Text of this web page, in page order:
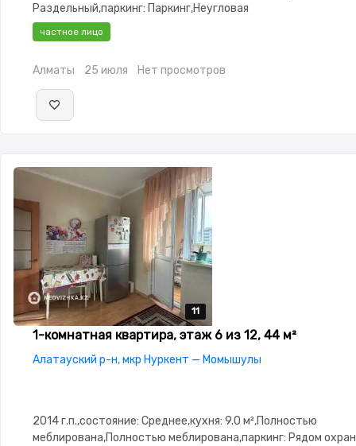
Раздельный,паркинг: Паркинг,Неугловая
частное лицо
Алматы 25 июля Нет просмотров
11
11
11
11
11
1-комнатная квартира, этаж 6 из 12, 44 м²
Алатауский р-н, мкр Нуркент — Момышулы
2014 г.п.,состояние: Среднее,кухня: 9.0 м²,Полностью
меблирована,Полностью меблирована,паркинг: Рядом